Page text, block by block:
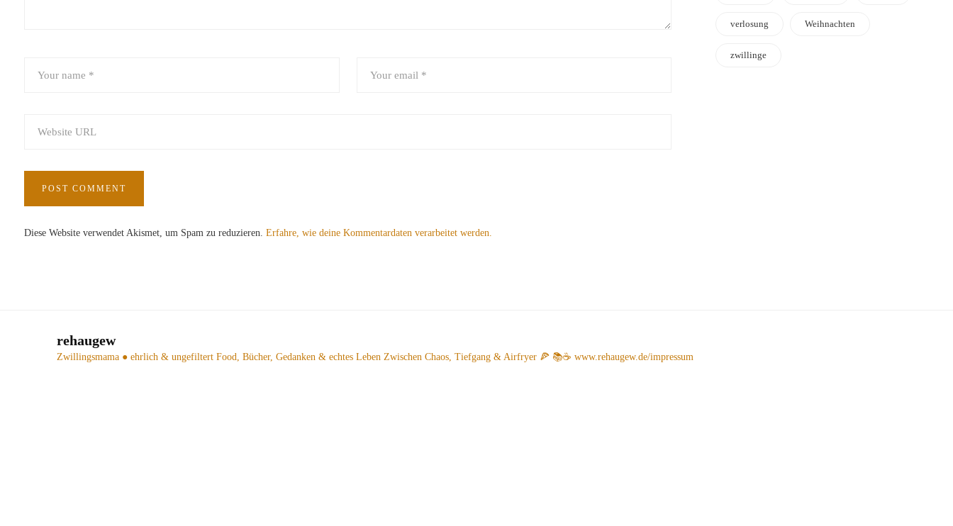
Diese Website verwendet Akismet, um Spam zu reduzieren. Erfahre, wie deine Kommentardaten verarbeitet werden.
verlosung Weihnachten
zwillinge
rehaugew
Zwillingsmama ● ehrlich & ungefiltert Food, Bücher, Gedanken & echtes Leben Zwischen Chaos, Tiefgang & Airfryer 🍕 📚☕️ www.rehaugew.de/impressum